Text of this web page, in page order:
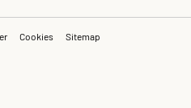
Cookies Sitemap